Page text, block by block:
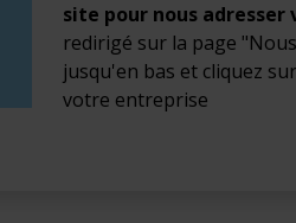
site pour nous adresser
redirigé sur la page
jusqu'en bas et cliquez
votre entreprise